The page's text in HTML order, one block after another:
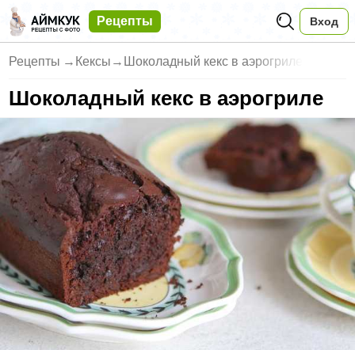
Рецепты Вход
Рецепты → Кексы → Шоколадный кекс в аэрогриле
Шоколадный кекс в аэрогриле